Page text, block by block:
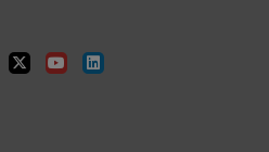
TwitterYoutubeLinkedin